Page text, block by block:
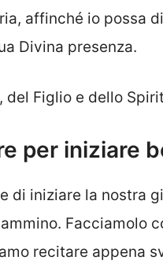
affinché io possa
Divina presenza.
del Figlio e dello
per iniziare
di iniziare la nostra
Facciamolo
recitare appena